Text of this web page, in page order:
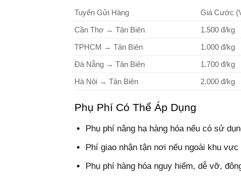
Tuyến Gửi Hàng Giá Cước
Cần Thơ → Tân Biên
1.500 đ/kg
TPHCM → Tân Biên
1.000 đ/kg
Đà Nẵng → Tân Biên
1.700 đ/kg
Hà Nội → Tân Biên
2.000 đ/kg
Phụ Phí Có Thể Áp Dụng
Phụ phí nâng hạ hàng hóa nếu có sử
Phí giao nhận tận nơi nếu ngoài khu vực
Phụ phí hàng hóa nguy hiểm, dễ vỡ,